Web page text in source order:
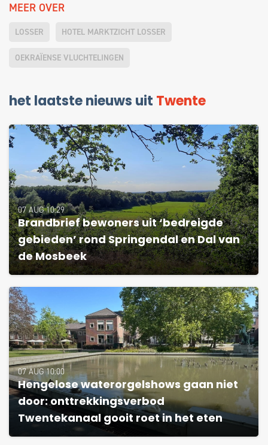
MEER OVER
LOSSER HOTEL MARKTZICHT LOSSER
OEKRAÏENSE VLUCHTELINGEN
het laatste nieuws uit Twente
07 AUG 10:29
Brandbrief bewoners uit ‘bedreigde
gebieden’ rond Springendal en Dal van
de Mosbeek
07 AUG 10:00
Hengelose waterorgelshows gaan niet
door: onttrekkingsverbod
Twentekanaal gooit roet in het eten